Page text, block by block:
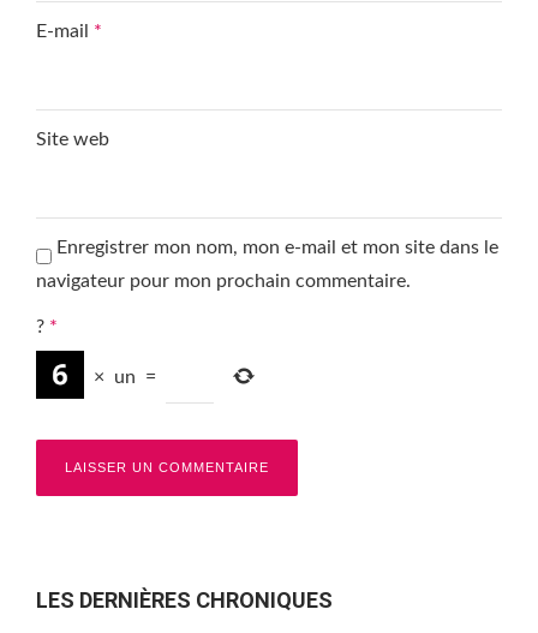
E-mail *
Site web
Enregistrer mon nom, mon e-mail et mon site dans le
navigateur pour mon prochain commentaire.
? *
× un =
LES DERNIÈRES CHRONIQUES